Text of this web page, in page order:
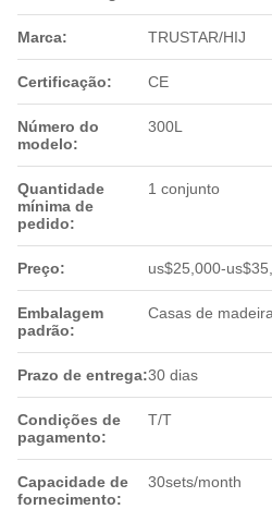
Marca: TRUSTAR/HIJ
Certificação: CE
Número do
modelo:
300L
Quantidade
mínima de
pedido:
1 conjunto
Preço: us$25,000-
Embalagem
padrão:
Casas de
Prazo de entrega:30 dias
Condições de
pagamento:
T/T
Capacidade de
fornecimento:
30sets/month